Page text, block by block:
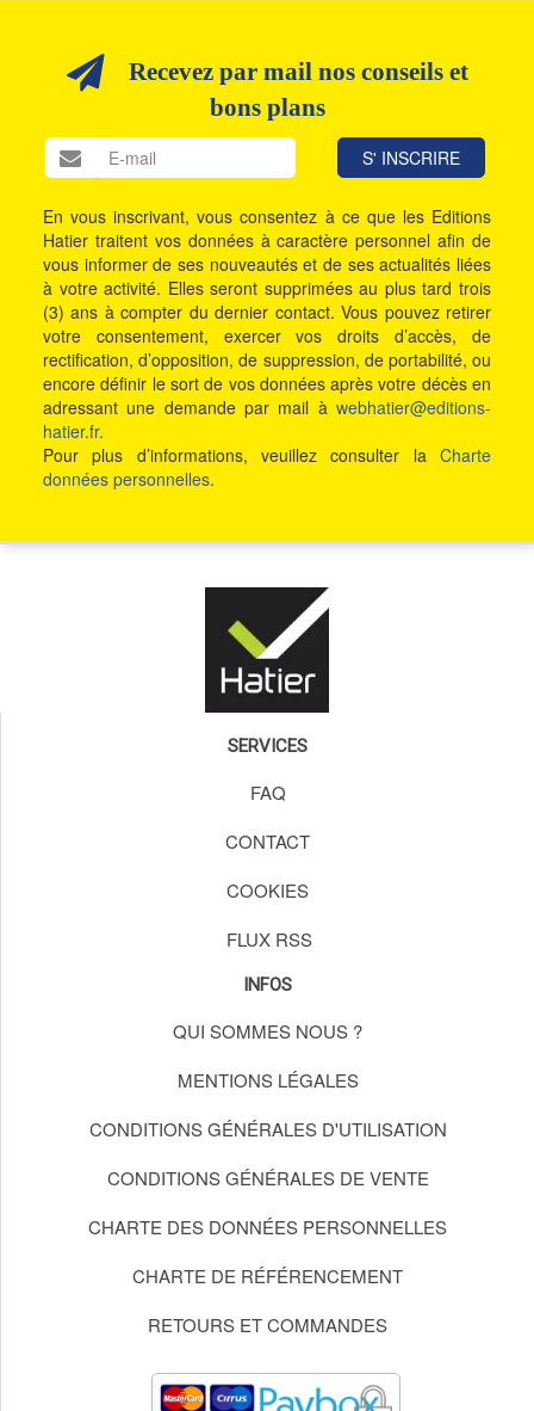
Recevez par mail nos conseils et
bons plans
En vous inscrivant, vous consentez à ce que les Editions
Hatier traitent vos données à caractère personnel afin de
vous informer de ses nouveautés et de ses actualités liées
à votre activité. Elles seront supprimées au plus tard trois
(3) ans à compter du dernier contact. Vous pouvez retirer
votre consentement, exercer vos droits d’accès, de
rectification, d’opposition, de suppression, de portabilité, ou
encore définir le sort de vos données après votre décès en
adressant une demande par mail à webhatier@editions-
hatier.fr.
Pour plus d’informations, veuillez consulter la Charte
données personnelles.
SERVICES
FAQ
CONTACT
COOKIES
FLUX RSS
INFOS
QUI SOMMES NOUS ?
MENTIONS LÉGALES
CONDITIONS GÉNÉRALES D'UTILISATION
CONDITIONS GÉNÉRALES DE VENTE
CHARTE DES DONNÉES PERSONNELLES
CHARTE DE RÉFÉRENCEMENT
RETOURS ET COMMANDES